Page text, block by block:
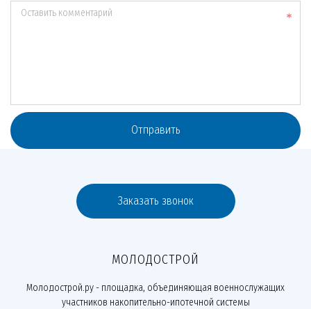
Оставить комментарий
Отправить
Заказать звонок
МОЛОДОСТРОЙ
Молодострой.ру - площадка, объединяющая военнослужащих
участников накопительно-ипотечной системы